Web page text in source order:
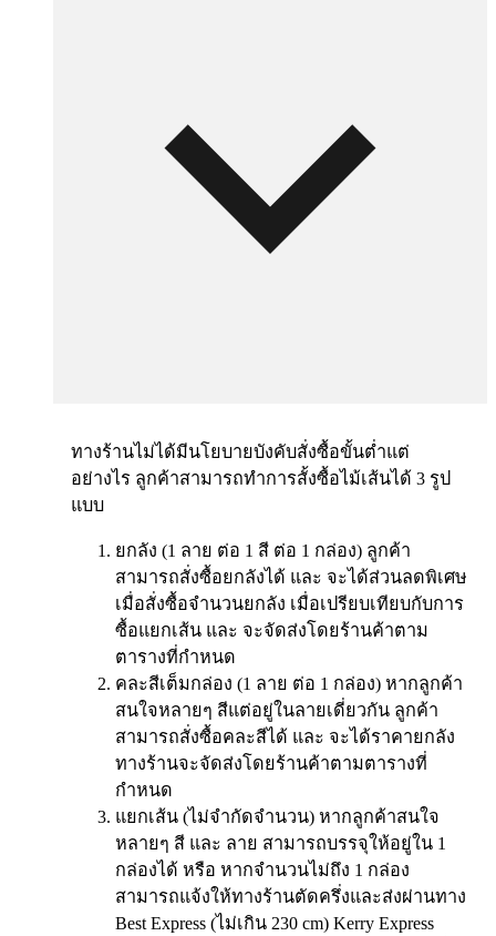
ทางร้านไม่ได้มีนโยบายบังคับสั่งซื้อขั้นต่ำแต่
อย่างไร ลูกค้าสามารถทำการสั้งซื้อไม้เส้นได้ 3 รูป
แบบ
ยกลัง (1 ลาย ต่อ 1 สี ต่อ 1 กล่อง) ลูกค้า
สามารถสั่งซื้อยกลังได้ และ จะได้ส่วนลดพิเศษ
เมื่อสั่งซื้อจำนวนยกลัง เมื่อเปรียบเทียบกับการ
ซื้อแยกเส้น และ จะจัดส่งโดยร้านค้าตาม
ตารางที่กำหนด
คละสีเต็มกล่อง (1 ลาย ต่อ 1 กล่อง) หากลูกค้า
สนใจหลายๆ สีแต่อยู่ในลายเดี่ยวกัน ลูกค้า
สามารถสั่งซื้อคละสีได้ และ จะได้ราคายกลัง
ทางร้านจะจัดส่งโดยร้านค้าตามตารางที่
กำหนด
แยกเส้น (ไม่จำกัดจำนวน) หากลูกค้าสนใจ
หลายๆ สี และ ลาย สามารถบรรจุให้อยู่ใน 1
กล่องได้ หรือ หากจำนวนไม่ถึง 1 กล่อง
สามารถแจ้งให้ทางร้านตัดครึ่งและส่งผ่านทาง
Best Express (ไม่เกิน 230 cm) Kerry Express